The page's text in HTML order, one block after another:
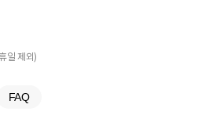
일 제외)
FAQ